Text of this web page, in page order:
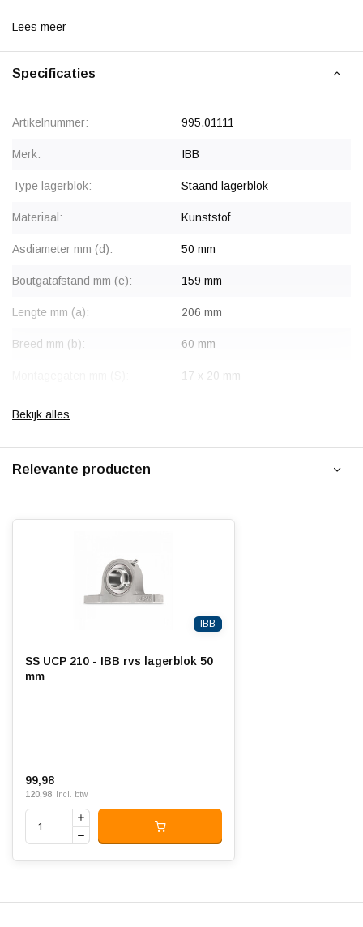
Ook bekend als; T UCP210 / PPL210 SS / UCP210 SSK
Vanaf 50 stuks prijs op aanvraag.
Lees meer
Specificaties
Artikelnummer: 995.01111
Merk: IBB
Type lagerblok: Staand lagerblok
Materiaal: Kunststof
Asdiameter mm (d): 50 mm
Boutgatafstand mm (e): 159 mm
Lengte mm (a): 206 mm
Breed mm (b): 60 mm
17 x 20 mm
Totale hoogte mm (I / W):
Bekijk alles
Relevante producten
IBB
SS UCP 210 - IBB rvs lagerblok 50
mm
99,98
120,98 Incl. btw